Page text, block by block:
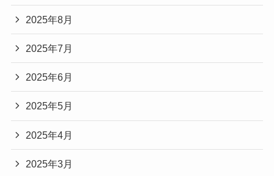
2025年8月
2025年7月
2025年6月
2025年5月
2025年4月
2025年3月